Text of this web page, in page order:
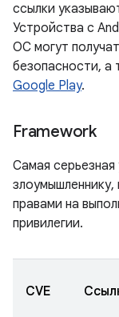
ссылки
Устройства с
ОС могут
безопасности, а
Google Play.
Framework
Самая серьезная
правами на
привилегии.
CVE